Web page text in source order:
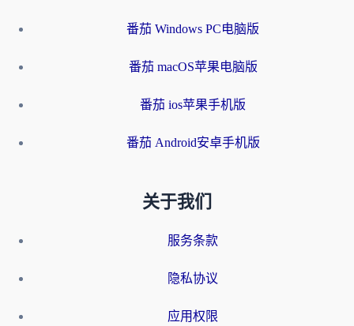
番茄 Windows PC电脑版
番茄 macOS苹果电脑版
番茄 ios苹果手机版
番茄 Android安卓手机版
关于我们
服务条款
隐私协议
应用权限